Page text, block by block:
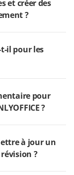
et créer des
?
t-il pour les
pour
?
à jour un
?